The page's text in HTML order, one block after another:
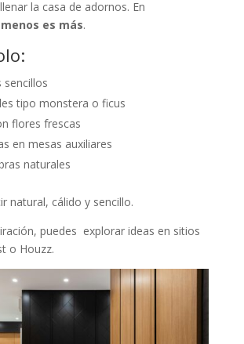
la casa de adornos. En
menos es más.
sencillos
tipo monstera o ficus
flores frescas
en mesas auxiliares
naturales
natural, cálido y sencillo.
puedes explorar ideas en sitios
o Houzz.